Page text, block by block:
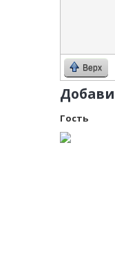
Верх
Гость